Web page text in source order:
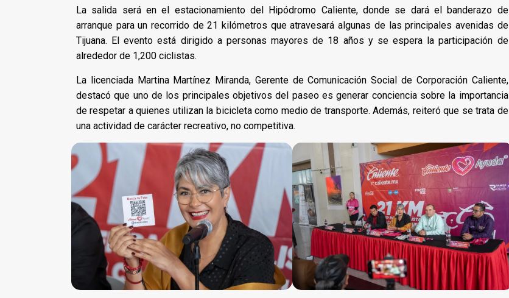
La salida será en el estacionamiento del Hipódromo Caliente, donde se dará el banderazo de
arranque para un recorrido de 21 kilómetros que atravesará algunas de las principales avenidas de
Tijuana. El evento está dirigido a personas mayores de 18 años y se espera la participación de
alrededor de 1,200 ciclistas.
La licenciada Martina Martínez Miranda, Gerente de Comunicación Social de Corporación Caliente,
destacó que uno de los principales objetivos del paseo es generar conciencia sobre la importancia
de respetar a quienes utilizan la bicicleta como medio de transporte. Además, reiteró que se trata de
una actividad de carácter recreativo, no competitiva.